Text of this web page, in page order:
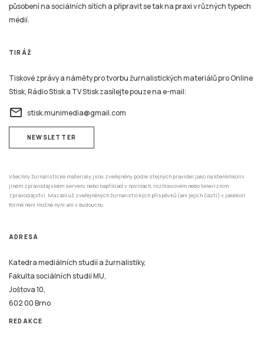
působení na sociálních sítích a připravit se tak na praxi v různých typech
médií.
TIRÁŽ
Tiskové zprávy a náměty pro tvorbu žurnalistických materiálů pro Online
Stisk, Rádio Stisk a TV Stisk zasílejte pouze na e-mail:
email stisk.munimedia@gmail.com
NEWSLETTER
Všechny žurnalistické materiály jsou zveřejněny podle stejných pravidel jako na kterémkoliv
jiném zpravodajském serveru nebo například v novinách, rozhlasovém nebo televizním
zpravodajství. Mazání už zveřejněných žurnalistických příspěvků (ani jejich částí) v jakékoli
formě není možné nyní ani v budoucnu.
ADRESA
Katedra mediálních studií a žurnalistiky,
Fakulta sociálních studií MU,
Joštova 10,
602 00 Brno
REDAKCE